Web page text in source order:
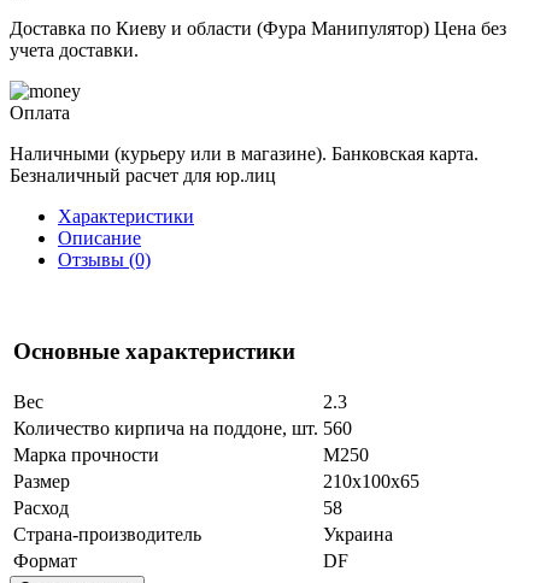
Доставка по Киеву и области (Фура Манипулятор) Цена без
учета доставки.
Оплата
Наличными (курьеру или в магазине). Банковская карта.
Безналичный расчет для юр.лиц
Характеристики
Описание
Отзывы (0)
Основные характеристики
Вес
2.3
Количество кирпича на поддоне, шт. 560
Марка прочности
М250
Размер
210x100x65
Расход
58
Страна-производитель
Украина
Формат
DF